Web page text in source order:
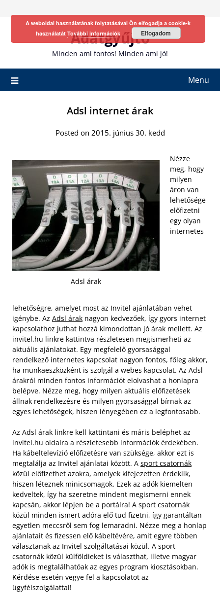
Adatgyűjtő
Minden ami fontos! Minden ami jó!
Menu
Adsl internet árak
Posted on 2015. június 30. kedd
Adsl árak
Nézze
meg, hogy
milyen
áron van
lehetősége
előfizetni
egy olyan
internetes
lehetőségre, amelyet most az Invitel ajánlatában vehet
igénybe. Az Adsl árak nagyon kedvezőek, így gyors internet
kapcsolathoz juthat hozzá kimondottan jó árak mellett. Az
invitel.hu linkre kattintva részletesen megismerheti az
aktuális ajánlatokat. Egy megfelelő gyorsasággal
rendelkező internetes kapcsolat nagyon fontos, főleg akkor,
ha munkaeszközként is szolgál a webes kapcsolat. Az Adsl
árakról minden fontos információt elolvashat a honlapra
belépve. Nézze meg, hogy milyen aktuális előfizetések
állnak rendelkezésre és milyen gyorsasággal bírnak az
egyes lehetőségek, hiszen lényegében ez a legfontosabb.
Az Adsl árak linkre kell kattintani és máris beléphet az
invitel.hu oldalra a részletesebb információk érdekében.
Ha kábeltelevízió előfizetésre van szüksége, akkor ezt is
megtalálja az Invitel ajánlatai között. A sport csatornák
közül előfizethet azokra, amelyek kifejezetten érdeklik,
hiszen léteznek minicsomagok. Ezek az adók kiemelten
kedveltek, így ha szeretne mindent megismerni ennek
kapcsán, akkor lépjen be a portálra! A sport csatornák
közül minden ismert adóra elő tud fizetni, így garantáltan
egyetlen meccsről sem fog lemaradni. Nézze meg a honlap
ajánlatait és fizessen elő kábeltévére, amit egyre többen
választanak az Invitel szolgáltatásai közül. A sport
csatornák közül külföldieket is választhat, illetve magyar
adók is megtalálhatóak az egyes program kiosztásokban.
Kérdése esetén vegye fel a kapcsolatot az
ügyfélszolgálattal!
A weboldal használatának folytatásával Ön elfogadja a cookie-k
használatát További információk Elfogadom